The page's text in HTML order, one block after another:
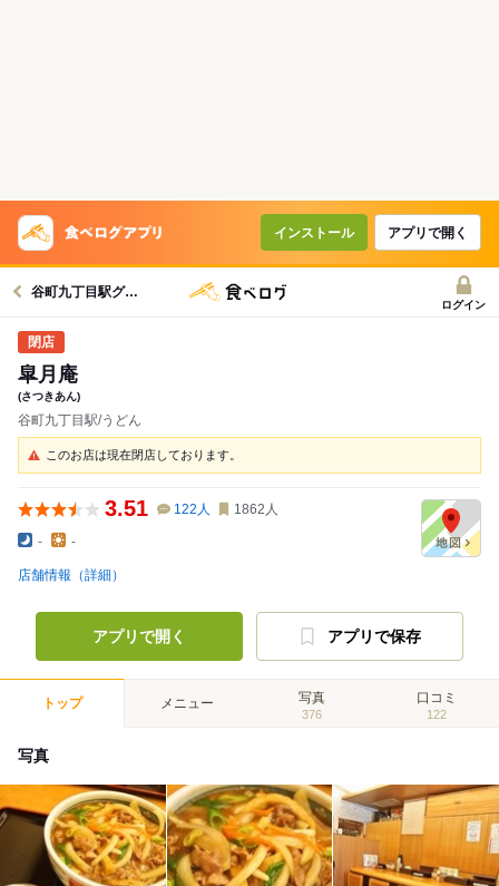
インストール アプリで開く
谷町九丁目駅グルメへ
ログイン
皐月庵
(さつきあん)
谷町九丁目駅/うどん
このお店は現在閉店しております。
3.51 122 人 1862 人
- -
店舗情報（詳細）
アプリで開く アプリで保存
トップ メニュー 写真
376
口コミ
122
写真